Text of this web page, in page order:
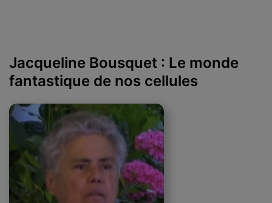
Jacqueline Bousquet : Le monde
fantastique de nos cellules